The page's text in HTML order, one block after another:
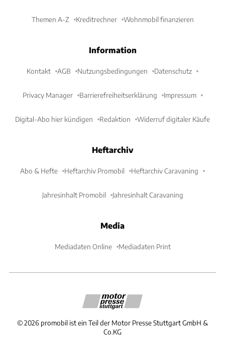
Themen A-Z Kreditrechner Wohnmobil finanzieren
Information
Kontakt AGB Nutzungsbedingungen Datenschutz
Privacy Manager Barrierefreiheitserklärung Impressum
Digital-Abo hier kündigen Redaktion Widerruf digitaler Käufe
Heftarchiv
Abo & Hefte Heftarchiv Promobil Heftarchiv Caravaning
Jahresinhalt Promobil Jahresinhalt Caravaning
Media
Mediadaten Online Mediadaten Print
©2026 promobil ist ein Teil der Motor Presse Stuttgart GmbH &
Co.KG